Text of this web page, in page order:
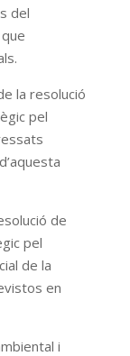
del
la resolució
pel
de
pel
de la
en
i